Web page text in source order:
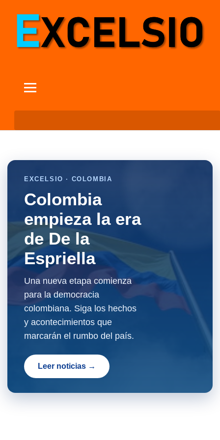
EXCELSIO · COLOMBIA
Colombia
empieza la era
de De la
Espriella
Una nueva etapa comienza
para la democracia
colombiana. Siga los hechos
y acontecimientos que
marcarán el rumbo del país.
Leer noticias →